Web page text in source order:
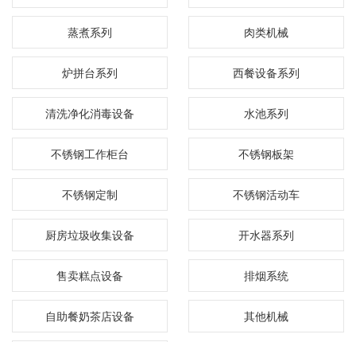
蒸煮系列 肉类机械
炉拼台系列 西餐设备系列
清洗净化消毒设备 水池系列
不锈钢工作柜台 不锈钢板架
不锈钢定制 不锈钢活动车
厨房垃圾收集设备 开水器系列
售卖糕点设备 排烟系统
自助餐奶茶店设备 其他机械